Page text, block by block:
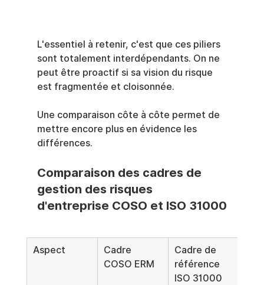
L'essentiel à retenir, c'est que ces piliers
sont totalement interdépendants. On ne
peut être proactif si sa vision du risque
est fragmentée et cloisonnée.
Une comparaison côte à côte permet de
mettre encore plus en évidence les
différences.
Comparaison des cadres de
gestion des risques
d'entreprise COSO et ISO 31000
Aspect
Cadre
COSO ERM
Cadre de
référence
ISO 31000